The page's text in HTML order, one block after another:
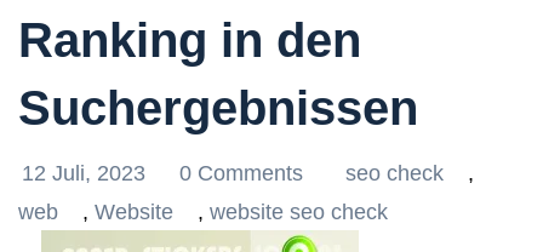
Ranking in den
Suchergebnissen
12 Juli, 2023 0 Comments seo check
,
web
, Website , website seo check